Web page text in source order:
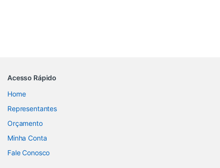
Acesso Rápido
Home
Representantes
Orçamento
Minha Conta
Fale Conosco